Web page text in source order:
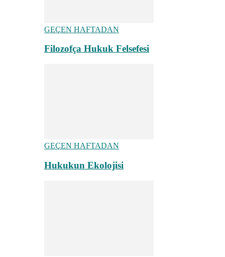
GEÇEN HAFTADAN
Filozofça Hukuk Felsefesi
GEÇEN HAFTADAN
Hukukun Ekolojisi